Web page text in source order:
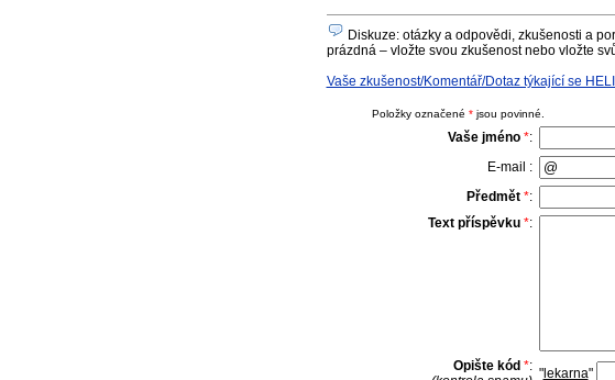
Diskuze: otázky a odpovědi, zkušenosti a
prázdná – vložte svou zkušenost nebo vložte
Vaše zkušenost/Komentář/Dotaz týkající se
Položky označené *jsou povinné.
Vaše jméno *:
E-mail :
Předmět *:
Text příspěvku *:
Opište kód *: "lekarna"